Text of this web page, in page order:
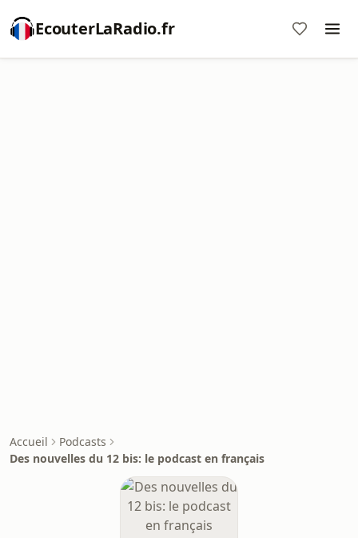
EcouterLaRadio.fr
Accueil
Podcasts
Des nouvelles du 12 bis: le podcast en français